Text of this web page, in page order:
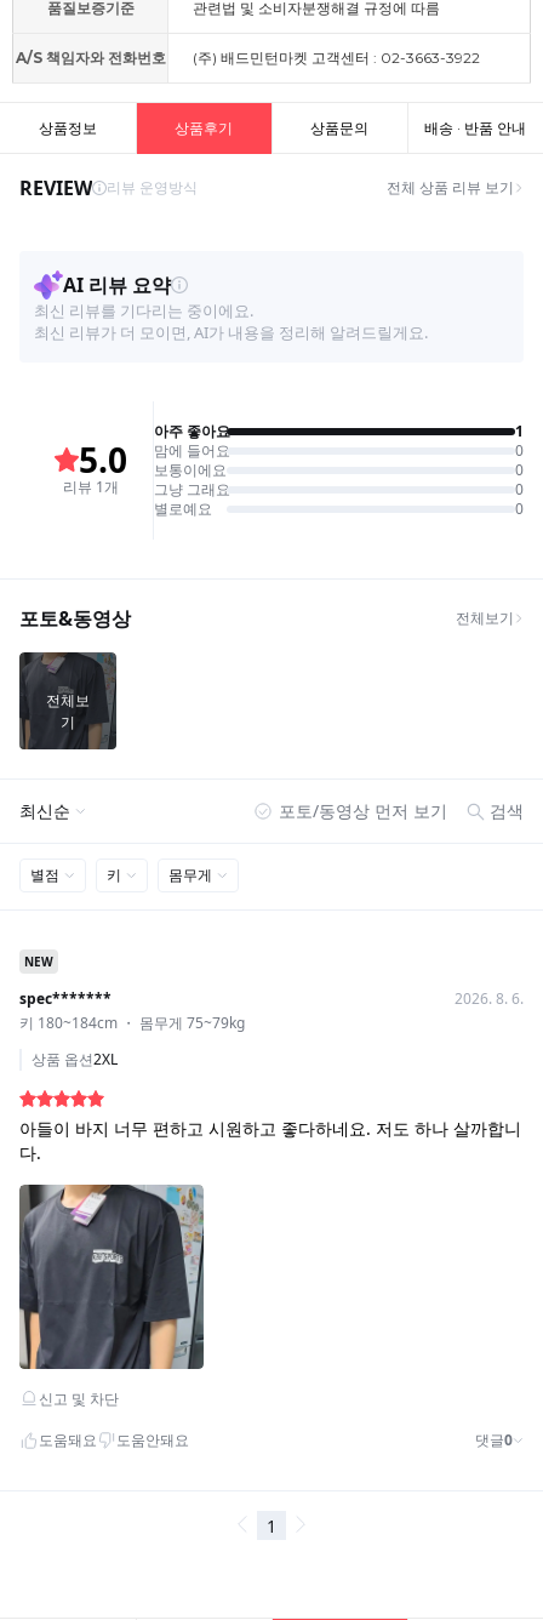
품질보증기준 관련법 및 소비자분쟁해결 규정에 따름
A/S 책임자와 전화번호 (주) 배드민턴마켓 고객센터 : 02-3663-3922
상품정보 상품후기 상품문의 배송 · 반품 안내